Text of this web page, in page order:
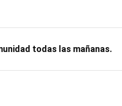
todas las mañanas.